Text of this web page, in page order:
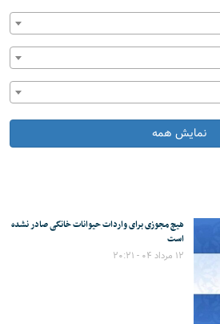
نمایش همه
هیچ مجوزی برای واردات حیوانات خانگی صادر نشده
است
۱۲ مرداد ۰۴ - ۲۰:۲۱